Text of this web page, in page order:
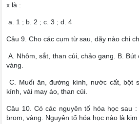
x là :
a. 1 ; b. 2 ; c. 3 ; d. 4
Câu 9. Cho các cụm từ sau, dãy nào chỉ
A. Nhôm, sắt, than củi, chảo gang. B.
vàng.
C. Muối ăn, đường kính, nước cất, bột
kính, vải may áo, than củi.
Câu 10. Có các nguyên tố hóa học sau :
brom, vàng. Nguyên tố hóa học nào là kim